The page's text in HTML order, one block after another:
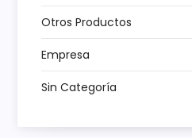
a
d
a
Otros Productos
Empresa
Sin Categoría